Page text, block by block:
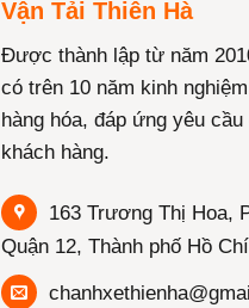
Vận Tải Thiên Hà
Được thành lập từ năm
có trên 10 năm kinh
hàng hóa, đáp ứng yêu
khách hàng.
163 Trương Thị Hoa,
Quận 12, Thành phố Hồ